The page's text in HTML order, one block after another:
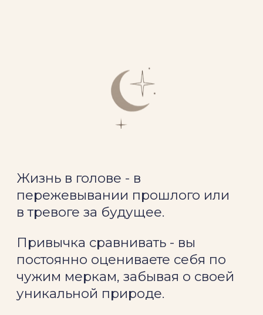
Это выматывает, обесточивает
и отключает от вас –
настоящих.